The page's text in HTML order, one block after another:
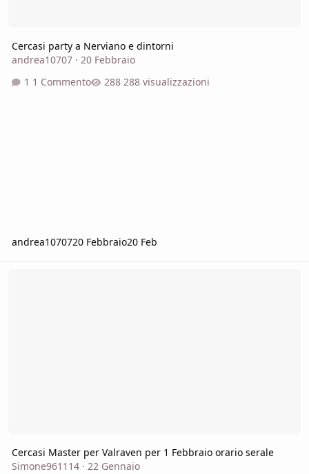
Cercasi party a Nerviano e dintorni
andrea10707· 20 Febbraio
1 Commento
288 visualizzazioni
andrea1070720 Febbraio20 Feb
Cercasi Master per Valraven per 1 Febbraio orario serale
Simone961114· 22 Gennaio